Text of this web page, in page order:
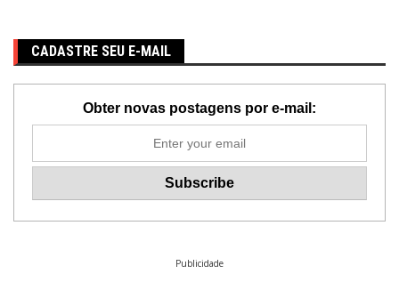
CADASTRE SEU E-MAIL
Obter novas postagens por e-mail:
Publicidade